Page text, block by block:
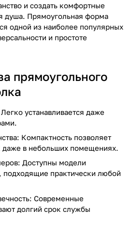
и создать комфортные
душа. Прямоугольная форма
одной из наиболее популярных
и простоте
прямоугольного
устанавливается даже
Компактность позволяет
даже в небольших помещениях.
Доступны модели
подходящие практически любой
Современные
долгий срок службы